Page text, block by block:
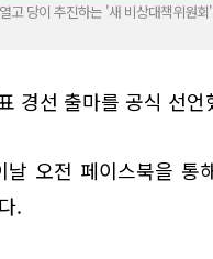
고 당이 추진하는 '새 비상대책위원
경선 출마를 공식 선언
오전 페이스북을 통
.